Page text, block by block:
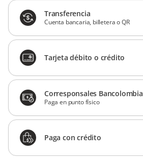
Transferencia
Cuenta bancaria, billetera o QR
Tarjeta débito o crédito
Corresponsales Bancolombia
Paga en punto físico
Paga con crédito